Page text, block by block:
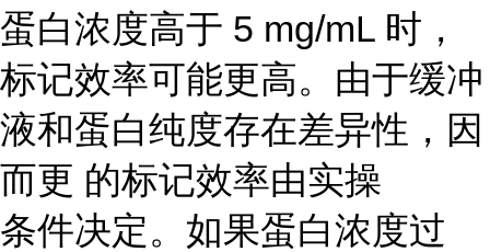
蛋白浓度高于 5 mg/mL 时，
标记效率可能更高。由于缓冲
液和蛋白纯度存在差异性，因
而更 的标记效率由实操
条件决定。如果蛋白浓度过